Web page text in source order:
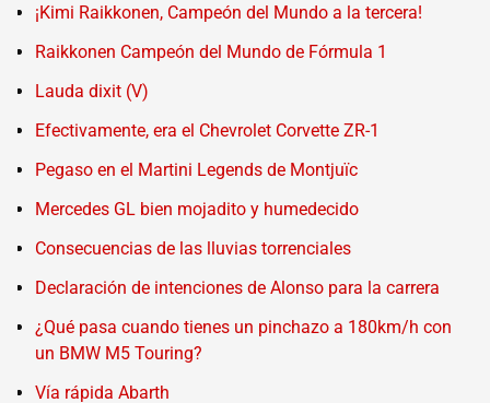
¡Kimi Raikkonen, Campeón del Mundo a la tercera!
Raikkonen Campeón del Mundo de Fórmula 1
Lauda dixit (V)
Efectivamente, era el Chevrolet Corvette ZR-1
Pegaso en el Martini Legends de Montjuïc
Mercedes GL bien mojadito y humedecido
Consecuencias de las lluvias torrenciales
Declaración de intenciones de Alonso para la carrera
¿Qué pasa cuando tienes un pinchazo a 180km/h con
un BMW M5 Touring?
Vía rápida Abarth